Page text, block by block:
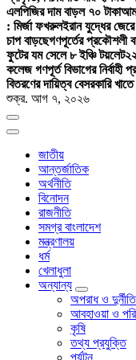
এলপিজির দাম বাড়ল ৭০ টাকা
: মির্জা ফখরুলইরান যুদ্ধের
চাপ বাড়ছেগণপূর্তের প্রকৌশলী
ফুটের যম সেলে ৮ ইঞ্চি টয়লেট
কলেজ গণপূর্ত বিভাগের
বিতরণের দায়িত্ব বেসরকারি
শুক্র. আগ ৭, ২০২৬
জাতীয়
আন্তর্জাতিক
অর্থনীতি
বিনোদন
রাজনীতি
সমগ্র বাংলাদেশ
মন্ত্রণালয়
ধর্ম
খেলাধুলা
অন্যান্য
অপরাধ ও দুর্নীতি
আবহাওয়া ও
কৃষি
তথ্য প্রযুক্তি